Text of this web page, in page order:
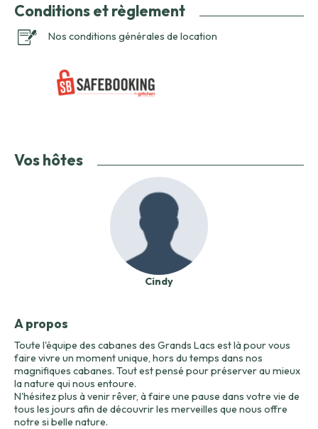
Conditions et règlement
Nos conditions générales de location
Vos hôtes
Cindy
A propos
Toute l'équipe des cabanes des Grands Lacs est là pour vous
faire vivre un moment unique, hors du temps dans nos
magnifiques cabanes. Tout est pensé pour préserver au mieux
la nature qui nous entoure.
N'hésitez plus à venir rêver, à faire une pause dans votre vie de
tous les jours afin de découvrir les merveilles que nous offre
notre si belle nature.